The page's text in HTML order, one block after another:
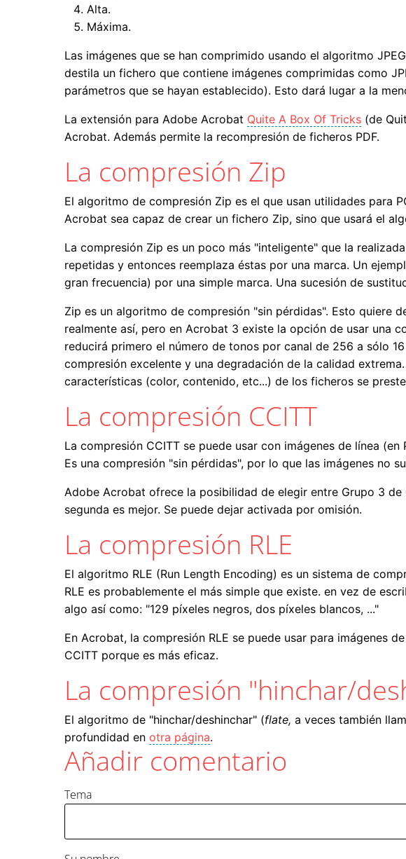
Alta.
Máxima.
Las imágenes que se han comprimido usando el algoritmo
destila un fichero que contiene imágenes comprimidas como
parámetros que se hayan establecido). Esto dará lugar a la
La extensión para Adobe Acrobat Quite A Box Of Tricks (de
Acrobat. Además permite la recompresión de ficheros PDF.
La compresión Zip
El algoritmo de compresión Zip es el que usan utilidades para
Acrobat sea capaz de crear un fichero Zip, sino que usará el
La compresión Zip es un poco más "inteligente" que la
repetidas y entonces reemplaza éstas por una marca. Un
gran frecuencia) por una simple marca. Una sucesión de
Zip es un algoritmo de compresión "sin pérdidas". Esto quiere
realmente así, pero en Acrobat 3 existe la opción de usar una
reducirá primero el número de tonos por canal de 256 a sólo
compresión excelente y una degradación de la calidad
características (color, contenido, etc...) de los ficheros se
La compresión CCITT
La compresión CCITT se puede usar con imágenes de línea
Es una compresión "sin pérdidas", por lo que las imágenes no
Adobe Acrobat ofrece la posibilidad de elegir entre Grupo 3
segunda es mejor. Se puede dejar activada por omisión.
La compresión RLE
El algoritmo RLE (Run Length Encoding) es un sistema de
RLE es probablemente el más simple que existe. en vez de
algo así como: "129 píxeles negros, dos píxeles blancos, ..."
En Acrobat, la compresión RLE se puede usar para imágenes
CCITT porque es más eficaz.
La compresión "hinchar/
El algoritmo de "hinchar/deshinchar" (flate, a veces también
profundidad en otra página.
Añadir comentario
Tema